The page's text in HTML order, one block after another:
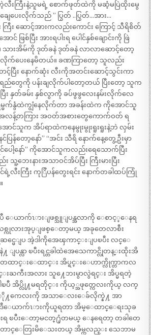
လီးကြီးနဲ့သူမရဲ့ စောက်ဖုတ်ထဲကို မဆံ့မပြဲထိုးမွေ
ေပေးလိုက်သည် ” ပြွတ် ..ပြွတ်…အား…
ကြီး ဆောင့်အားကလည်းကောင်း ကြောင့် သီရိစိတ်
ြစ်ပြီး အားရပါးရ ပေါင်နှစ်ချောင်းကို ဖြဲ
ားအိမ်ကို ဒုတ်ခနဲ ဒုတ်ခနဲ လာလာဆောင့်တော့
လိုက်ပေးနေမိတယ်။ ခဏကြာတော့ သူလည်း
ပြီး နောက်ဆုံး လီးကိုအတင်းဆောင့်သွင်းကာ
တွေကို ပန်းချလိုက်ပါတော့တယ် ပြီးတော့ သူက
း နှတ်ခမ်း နှစ်လွာကို ခပ်ဖွဖွလေးနမ်းလိုက်လေ
က်နွံထဲကျွံနေလိုက်တာ အခန်းထဲက ကိုအောင်သူ
အလန့်တကြား အဝတ်အစားတွေကောက်ဝတ် ရ
င်သူက အိပ်ရာထဲကနေမွုးမွုးရူးရူးနဲ့ဘဲ လှမ်း
င်ပြန်တော့နော်” “အင်း သီရိ နောက်နေ့တွေ့ဦးမှာ
င်ပေါ့နော်” ကိုအောင်သူကလည်းရေသောက်ပြီး
သူ့ဘေးနားအသာဝင်အိပ်ပြီး ကြီးမားပြီး
ရဲ့လီးကြီး ကုြိပန်တွေးရင်း နောက်တခါထပ်ကြုံ
ေယာက်ၤားျဖစ္သူျပန္အလာကို ေစာင့္ေနရ
လားအုပ္ျဖစ္ေတာ့မယ္ အခုတေလာစီး
င္မေျပ အဲ့ဒါကိုအေၾကာင္းျပၿပီး လင္ေ
နဲ႔ ျပန္လာ ၿပီးရင္တခါထဲအေသေကာင္လိုတန္းထိုးအိ
ေထာင္းေထာင္း အိပ္ရင္းေဟာက္လိုက္တာကလ
းႀကီးအလား သူ႔ေဘးမွာလွဲရင္း အိပ္မရတဲ့
ၿပီ အိပ္လို႔မရတိုင္း ကိုယ့္အဖုတ္ကေလးကိုယ္ လက္
ကေလးကို အသာေလးေခ်လိုက္နဲ႔ အာ
ဒီေယာက်ၤားကိုယူရတာ အိမ္ေထာင္ေရးသုခ
ရ ၿပီးေတာ့မငတ္႐ုံတမယ္ ေနရေတာ့ တခါတေ
တာင္ေတြးမိေသးတယ္ အိမ္ကလည္း သေဘာမ